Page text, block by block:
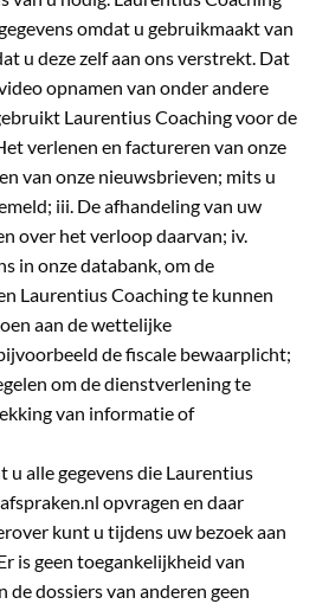
omdat u gebruikmaakt van
u deze zelf aan ons verstrekt. Dat
opnamen van onder andere
Laurentius Coaching voor de
verlenen en factureren van onze
van onze nieuwsbrieven; mits u
iii. De afhandeling van uw
over het verloop daarvan; iv.
in onze databank, om de
Laurentius Coaching te kunnen
aan de wettelijke
de fiscale bewaarplicht;
om de dienstverlening te
van informatie of
u alle gegevens die Laurentius
opvragen en daar
kunt u tijdens uw bezoek aan
is geen toegankelijkheid van
de dossiers van anderen geen